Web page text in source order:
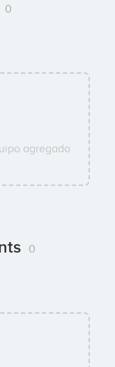
0
agregado
0